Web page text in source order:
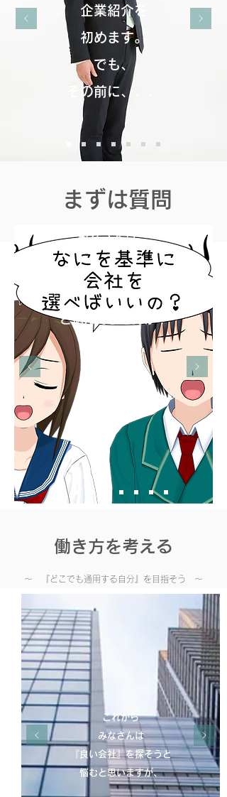
企業紹介を
初めます。
でも、
その前に、、、
まずは質問
​～ 会社を選ぶ基準を教えます ～
みなさんは、
​と悩んでませんか？
働き方を考える
​～ 『どこでも通用する自分』を目指そう ～
これから
みなさんは
『良い会社』を探そうと
悩むと思いますが、